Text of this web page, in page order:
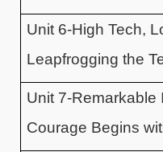
Unit 6-High Tech,
Leapfrogging the
Unit 7-Remarkable
Courage Begins